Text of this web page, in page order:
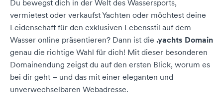
Du bewegst dich in der Welt des Wassersports,
vermietest oder verkaufst Yachten oder möchtest deine
Leidenschaft für den exklusiven Lebensstil auf dem
Wasser online präsentieren? Dann ist die .yachts Domain
genau die richtige Wahl für dich! Mit dieser besonderen
Domainendung zeigst du auf den ersten Blick, worum es
bei dir geht – und das mit einer eleganten und
unverwechselbaren Webadresse.